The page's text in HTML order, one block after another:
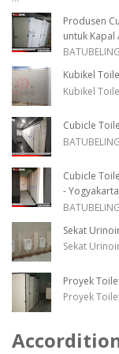
Produsen
untuk Kapal
Kubikel
Kubikel
Cubicle
Cubicle
-
Sekat
Sekat
Proyek
Proyek